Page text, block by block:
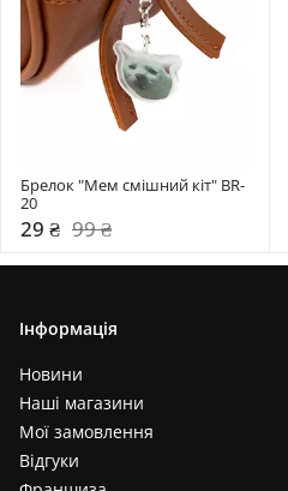
Брелок "Мем смішний кіт" BR-
20
29 ₴ 99 ₴
Інформація
Новини
Наші магазини
Мої замовлення
Відгуки